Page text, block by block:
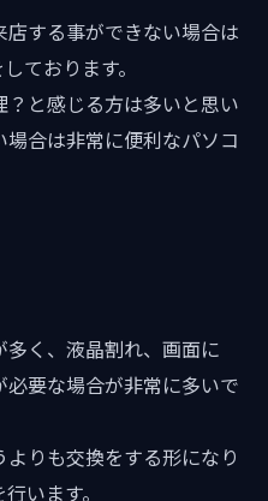
する事ができない場合は
ております。
と感じる方は多いと思い
合は非常に便利なパソコ
く、液晶割れ、画面に
要な場合が非常に多いで
りも交換をする形になり
います。